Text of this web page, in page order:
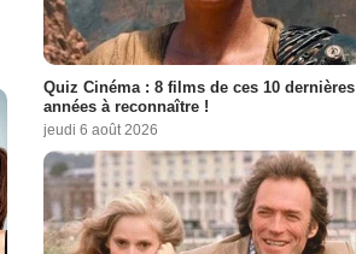
Quiz Cinéma : 8 films de ces 10 dernières
années à reconnaître !
jeudi 6 août 2026